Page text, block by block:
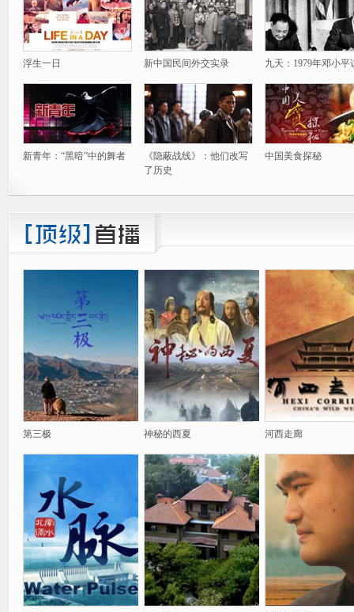
浮生一日 新中国民间外交实录 九天：1979年邓小平
新青年：“黑暗”中的舞者
《隐蔽战线》：他们改写
了历史
中国美食探秘
第三极 神秘的西夏 河西走廊